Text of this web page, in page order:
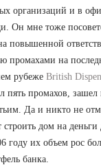
организаций и в
Он мне тоже
повышенной
промахами на
рубеже British
пять промахов,
Да и никто не
дом на
году их объем рос
банка.